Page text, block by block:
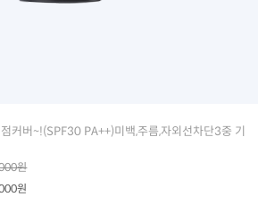
커버~!(SPF30 PA++)미백,주름,자외선차단3중 기
원
원